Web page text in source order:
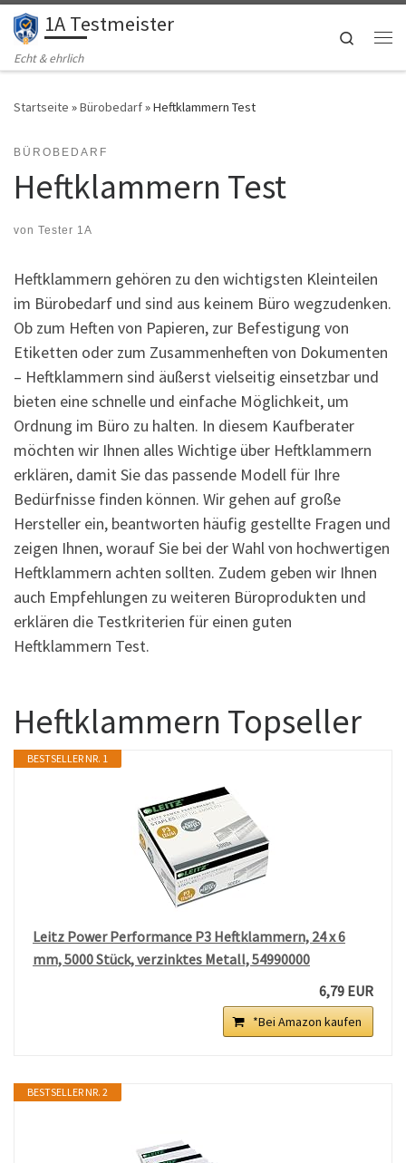
Zum Inhalt springen
1A Testmeister
Echt & ehrlich
Search
Startseite »Bürobedarf»Heftklammern Test
BÜROBEDARF
Heftklammern Test
von Tester 1A
Heftklammern gehören zu den wichtigsten Kleinteilen
im Bürobedarf und sind aus keinem Büro wegzudenken.
Ob zum Heften von Papieren, zur Befestigung von
Etiketten oder zum Zusammenheften von Dokumenten
– Heftklammern sind äußerst vielseitig einsetzbar und
bieten eine schnelle und einfache Möglichkeit, um
Ordnung im Büro zu halten. In diesem Kaufberater
möchten wir Ihnen alles Wichtige über Heftklammern
erklären, damit Sie das passende Modell für Ihre
Bedürfnisse finden können. Wir gehen auf große
Hersteller ein, beantworten häufig gestellte Fragen und
zeigen Ihnen, worauf Sie bei der Wahl von hochwertigen
Heftklammern achten sollten. Zudem geben wir Ihnen
auch Empfehlungen zu weiteren Büroprodukten und
erklären die Testkriterien für einen guten
Heftklammern Test.
Heftklammern Topseller
BESTSELLER NR. 1
Leitz Power Performance P3 Heftklammern, 24 x 6
mm, 5000 Stück, verzinktes Metall, 54990000
6,79 EUR
*Bei Amazon kaufen
BESTSELLER NR. 2